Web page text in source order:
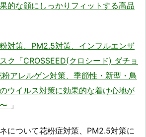
的な顔にしっかりフィットする高品
対策、PM2.5対策、インフルエンザ
ク「CROSSEED(クロシード) ダチョ
アレルゲン対策、季節性・新型・鳥
ウイルス対策に効果的な着け心地が
」
について花粉症対策、PM2.5対策に